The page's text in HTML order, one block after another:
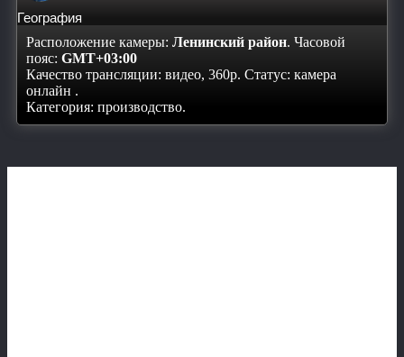
География
Расположение камеры: Ленинский район. Часовой
пояс: GMT+03:00
Качество трансляции: видео, 360p. Статус: камера
онлайн .
Категория: производство.